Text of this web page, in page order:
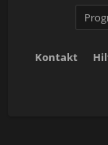
Kontakt